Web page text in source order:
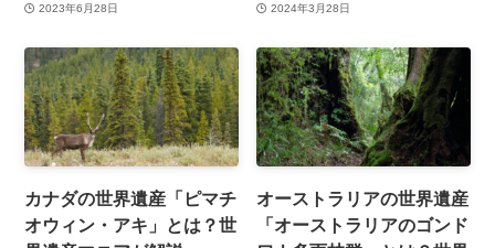
2023年6月28日 2024年3月28日
カナダの世界遺産「ピマチ
オウィン・アキ」とは？世
オーストラリアの世界遺産
「オーストラリアのゴンド